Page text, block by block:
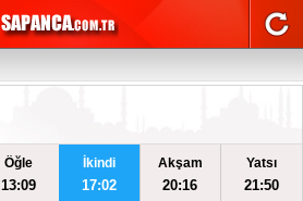
Öğle
13:09
İkindi
17:02
Akşam
20:16
Yatsı
21:50